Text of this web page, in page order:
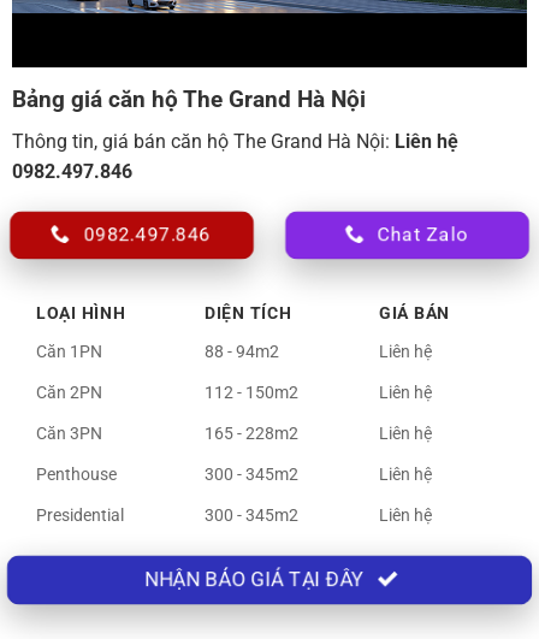
Bảng giá căn hộ The Grand Hà Nội
Thông tin, giá bán căn hộ The Grand Hà Nội: Liên hệ
0982.497.846
0982.497.846 Chat Zalo
LOẠI HÌNH DIỆN TÍCH
GIÁ BÁN
Căn 1PN
88 - 94m2
Liên hệ
Căn 2PN
112 - 150m2
Liên hệ
Căn 3PN
165 - 228m2
Liên hệ
Penthouse
300 - 345m2
Liên hệ
Presidential
300 - 345m2 Liên hệ
NHẬN BÁO GIÁ TẠI ĐÂY